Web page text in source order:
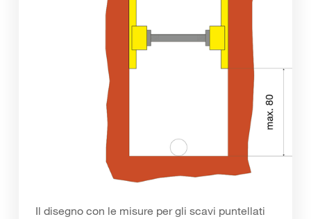
Il disegno con le misure per gli scavi puntellati